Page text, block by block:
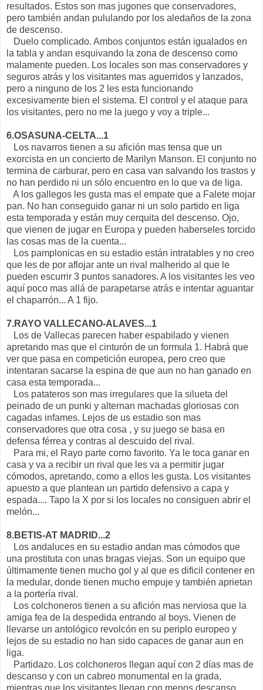
resultados. Estos son mas jugones que conservadores,
pero también andan pululando por los aledaños de la zona
de descenso.
Duelo complicado. Ambos conjuntos están igualados en
la tabla y andan esquivando la zona de descenso como
malamente pueden. Los locales son mas conservadores y
seguros atrás y los visitantes mas aguerridos y lanzados,
pero a ninguno de los 2 les esta funcionando
excesivamente bien el sistema. El control y el ataque para
los visitantes, pero no me la juego y voy a triple...
6.OSASUNA-CELTA...1
Los navarros tienen a su afición mas tensa que un
exorcista en un concierto de Marilyn Manson. El conjunto no
termina de carburar, pero en casa van salvando los trastos y
no han perdido ni un sólo encuentro en lo que va de liga.
A los gallegos les gusta mas el empate que a Falete mojar
pan. No han conseguido ganar ni un solo partido en liga
esta temporada y están muy cerquita del descenso. Ojo,
que vienen de jugar en Europa y pueden haberseles torcido
las cosas mas de la cuenta...
Los pamplonicas en su estadio están intratables y no creo
que les de por aflojar ante un rival malherido al que le
pueden escurrir 3 puntos sanadores. A los visitantes les veo
aquí poco mas allá de parapetarse atrás e intentar aguantar
el chaparrón... A 1 fijo.
7.RAYO VALLECANO-ALAVES...1
Los de Vallecas parecen haber espabilado y vienen
apretando mas que el cinturón de un formula 1. Habrá que
ver que pasa en competición europea, pero creo que
intentaran sacarse la espina de que aun no han ganado en
casa esta temporada...
Los patateros son mas irregulares que la silueta del
peinado de un punki y alternan machadas gloriosas con
cagadas infames. Lejos de us estadio son mas
conservadores que otra cosa , y su juego se basa en
defensa férrea y contras al descuido del rival.
Para mi, el Rayo parte como favorito. Ya le toca ganar en
casa y va a recibir un rival que les va a permitir jugar
cómodos, apretando, como a ellos les gusta. Los visitantes
apuesto a que plantean un partido defensivo a capa y
espada.... Tapo la X por si los locales no consiguen abrir el
melón...
8.BETIS-AT MADRID...2
Los andaluces en su estadio andan mas cómodos que
una prostituta con unas bragas viejas. Son un equipo que
últimamente tienen mucho gol y al que es dificil contener en
la medular, donde tienen mucho empuje y también aprietan
a la portería rival.
Los colchoneros tienen a su afición mas nerviosa que la
amiga fea de la despedida entrando al boys. Vienen de
llevarse un antológico revolcón en su periplo europeo y
lejos de su estadio no han sido capaces de ganar aun en
liga.
Partidazo. Los colchoneros llegan aquí con 2 días mas de
descanso y con un cabreo monumental en la grada,
mientras que los visitantes llegan con menos descanso,